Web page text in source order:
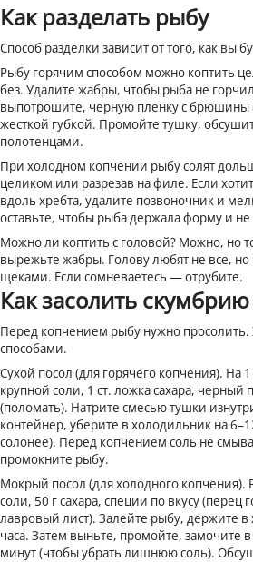
Как разделать рыбу
Способ разделки зависит от того, как вы
Рыбу горячим способом можно коптить
без. Удалите жабры, чтобы рыба не
выпотрошите, черную пленку с брюшины
жесткой губкой. Промойте тушку,
полотенцами.
При холодном копчении рыбу солят
целиком или разрезав на филе. Если
вдоль хребта, удалите позвоночник и
оставьте, чтобы рыба держала форму и не
Можно ли коптить с головой? Можно, но
вырежьте жабры. Голову любят не все, но
щеками. Если сомневаетесь — отрубите.
Как засолить скумбрию
Перед копчением рыбу нужно просолить.
способами.
Сухой посол (для горячего копчения). На
крупной соли, 1 ст. ложка сахара, черный
(поломать). Натрите смесью тушки
контейнер, уберите в холодильник на
солонее). Перед копчением соль не
промокните рыбу.
Мокрый посол (для холодного копчения).
соли, 50 г сахара, специи по вкусу
лавровый лист). Залейте рыбу, держите
часа. Затем выньте, промойте, замочите
минут (чтобы убрать лишнюю соль).